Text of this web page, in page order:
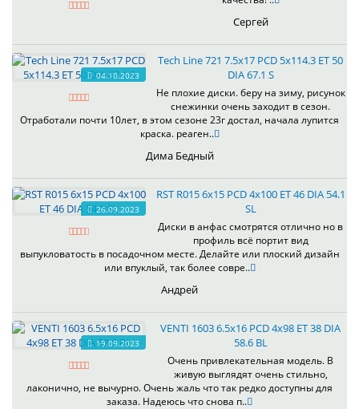
Сергей
04.10.2023
Tech Line 721 7.5x17 PCD 5x114.3 ET 50
DIA 67.1 S
Не плохие диски. беру на зиму, рисунок
снежинки очень заходит в сезон.
Отработали почти 10лет, в этом сезоне 23г достал, начала лупится
краска. реаген..
Дима Бедный
26.09.2023
RST R015 6x15 PCD 4x100 ET 46 DIA 54.1
SL
Диски в анфас смотрятся отлично но в
профиль всё портит вид
выпукловатость в посадочном месте. Делайте или плоский дизайн
или впуклый, так более совре..
Андрей
19.09.2023
VENTI 1603 6.5x16 PCD 4x98 ET 38 DIA
58.6 BL
Очень привлекательная модель. В
живую выглядят очень стильно,
лаконично, не вычурно. Очень жаль что так редко доступны для
заказа. Надеюсь что снова п..